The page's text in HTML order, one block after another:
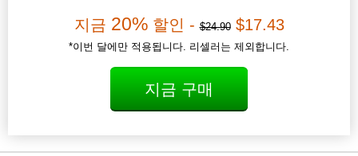
지금 20%할인 -$24.90$17.43
*이번 달에만 적용됩니다. 리셀러는 제외합니다.
지금 구매